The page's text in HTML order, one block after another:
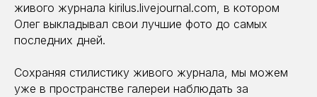
живого журнала kirilus.livejournal.com, в котором
Олег выкладывал свои лучшие фото до самых
последних дней.
Сохраняя стилистику живого журнала, мы можем
уже в пространстве галереи наблюдать за